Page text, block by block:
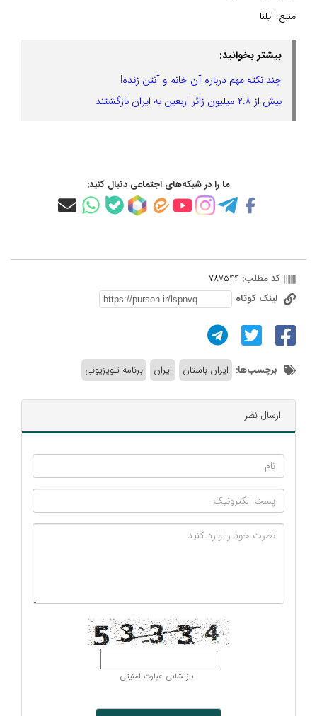
منبع: ایلنا
بیشتر بخوانید:
چند نکته مهم درباره آن خانم و آنتن زنده!
بیش از ۲.۸ میلیون زائر اربعین به ایران بازگشتند
ما را در شبکه‌های اجتماعی دنبال کنید:
کد مطلب: 787544
لینک کوتاه
برچسب‌ها: ایران باستان ایران برنامه تلویزیونی
ارسال نظر
بازنشانی عبارت امنیتی